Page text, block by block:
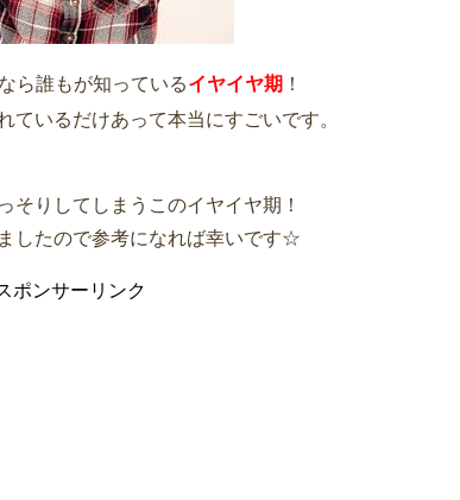
ら誰もが知っているイヤイヤ期 ！
ているだけあって本当にすごいです。
そりしてしまうこのイヤイヤ期！
したので参考になれば幸いです☆
ポンサーリンク